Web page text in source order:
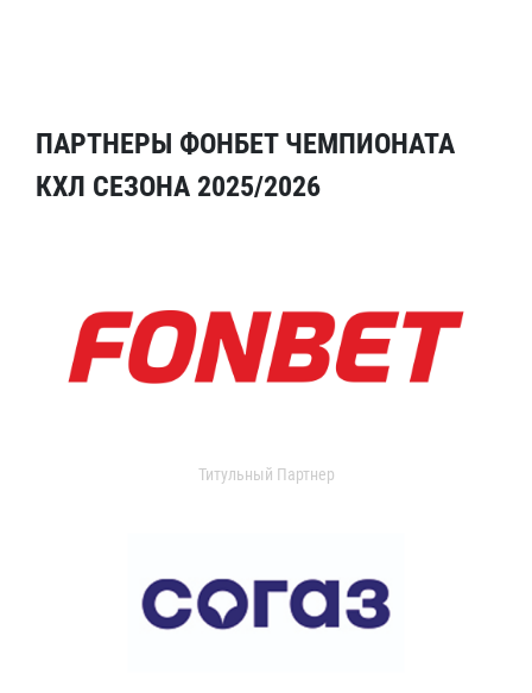
ПАРТНЕРЫ ФОНБЕТ ЧЕМПИОНАТА
КХЛ СЕЗОНА 2025/2026
Титульный Партнер